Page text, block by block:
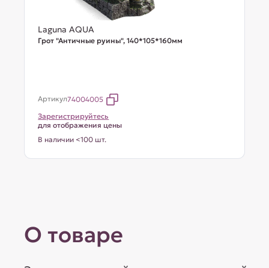
Laguna AQUA
Грот "Античные руины", 140*105*160мм
Артикул74004005
Зарегистрируйтесь
для отображения цены
В наличии <100 шт.
О товаре